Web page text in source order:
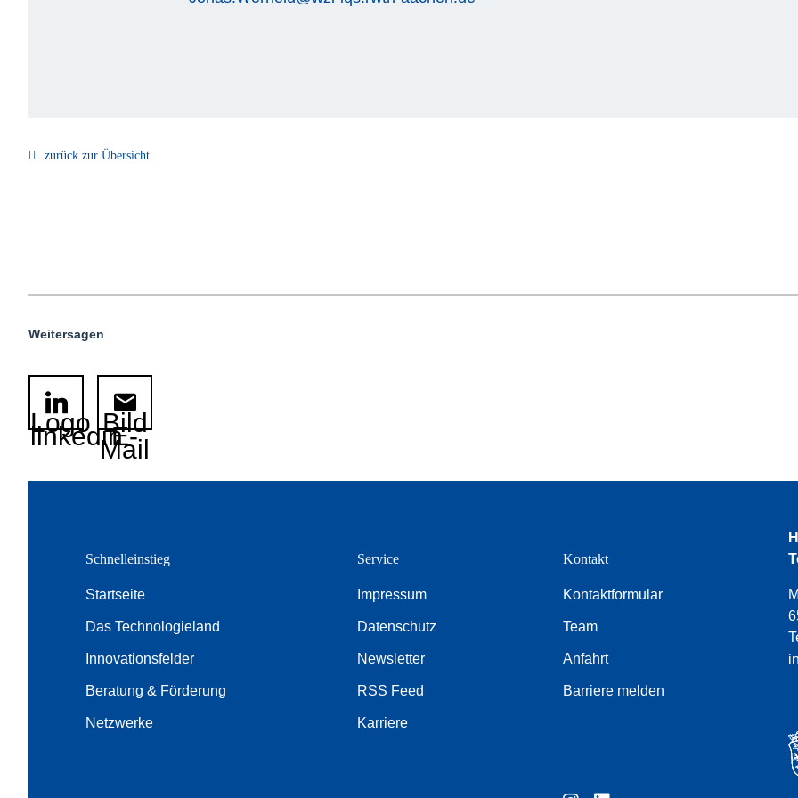
zurück zur Übersicht
Weitersagen
Logo
linkedinBild
E-
Mail
Schnelleinstieg
Startseite
Das Technologieland
Innovationsfelder
Beratung & Förderung
Netzwerke
Service
Impressum
Datenschutz
Newsletter
RSS Feed
Karriere
Kontakt
Kontaktformular
Team
Anfahrt
Barriere melden